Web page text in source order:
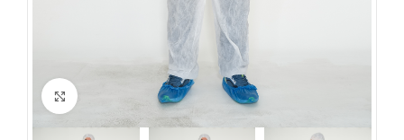
Fotoğrafı Büyüt